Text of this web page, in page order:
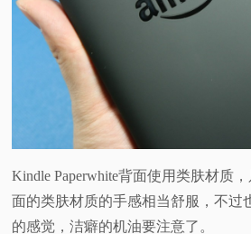
Kindle Paperwhite背面使用类肤材质
面的类肤材质的手感相当舒服，不过
的感觉，洁癖的机油要注意了。